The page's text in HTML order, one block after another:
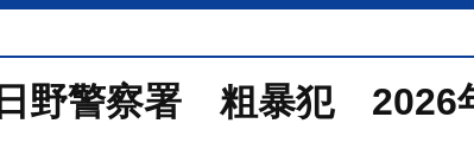
日野警察署 粗暴犯 2026